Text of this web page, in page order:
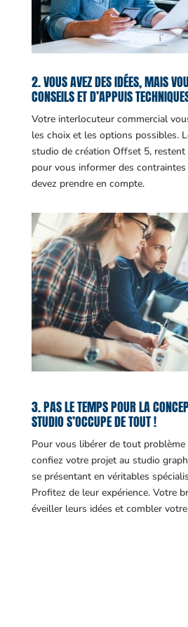
2. VOUS AVEZ DES IDÉES, MAIS
CONSEILS ET D’APPUIS
Votre interlocuteur commercial
les choix et les options possibles.
studio de création Offset 5,
pour vous informer des
devez prendre en compte.
3. PAS LE TEMPS POUR LA
STUDIO S’OCCUPE DE TOUT !
Pour vous libérer de tout
confiez votre projet au studio
se présentant en véritables
Profitez de leur expérience. Votre
éveiller leurs idées et combler